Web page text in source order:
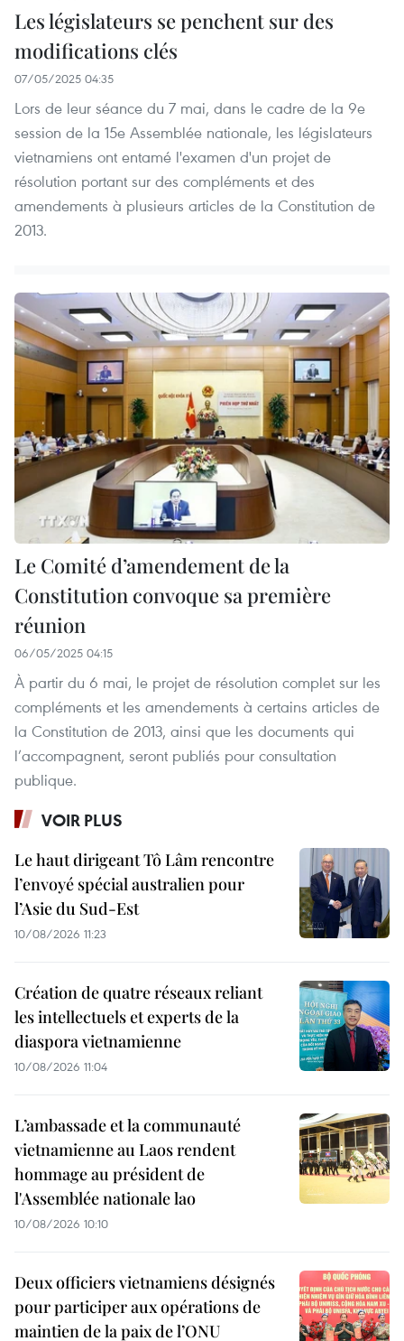
Les législateurs se penchent sur des
modifications clés
07/05/2025 04:35
Lors de leur séance du 7 mai, dans le cadre de la 9e
session de la 15e Assemblée nationale, les législateurs
vietnamiens ont entamé l'examen d'un projet de
résolution portant sur des compléments et des
amendements à plusieurs articles de la Constitution de
2013.
Le Comité d’amendement de la
Constitution convoque sa première
réunion
06/05/2025 04:15
À partir du 6 mai, le projet de résolution complet sur les
compléments et les amendements à certains articles de
la Constitution de 2013, ainsi que les documents qui
l’accompagnent, seront publiés pour consultation
publique.
VOIR PLUS
Le haut dirigeant Tô Lâm rencontre
l’envoyé spécial australien pour
l’Asie du Sud-Est
10/08/2026 11:23
Création de quatre réseaux reliant
les intellectuels et experts de la
diaspora vietnamienne
10/08/2026 11:04
L’ambassade et la communauté
vietnamienne au Laos rendent
hommage au président de
l'Assemblée nationale lao
10/08/2026 10:10
Deux officiers vietnamiens désignés
pour participer aux opérations de
maintien de la paix de l’ONU